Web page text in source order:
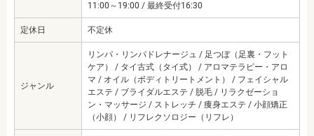
11:00～19:00 / 最終受付16:30
定休日 不定休
ジャンル
リンパ・リンパドレナージュ / 足つぼ（足裏・フット
ケア） / タイ古式（タイ式） / アロマテラピー・アロ
マ / オイル（ボディトリートメント） / フェイシャル
エステ / ブライダルエステ / 脱毛 / リラクゼーショ
ン・マッサージ / ストレッチ / 痩身エステ / 小顔矯正
（小顔） / リフレクソロジー（リフレ）